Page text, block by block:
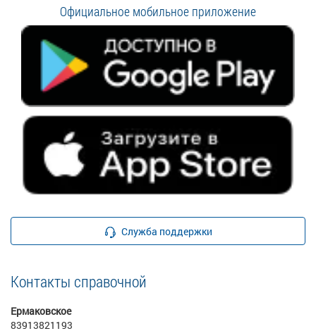
Официальное мобильное приложение
Служба поддержки
Контакты справочной
Ермаковское
83913821193